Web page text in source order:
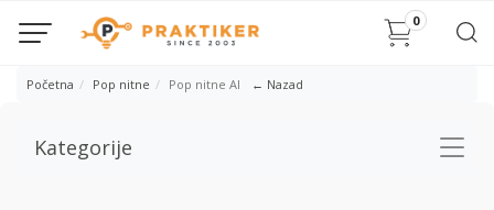
0
Početna Pop nitne Pop nitne Al ← Nazad
Kategorije